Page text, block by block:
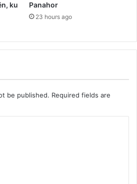
ku
Panahor
23 hours ago
be published. Required fields are